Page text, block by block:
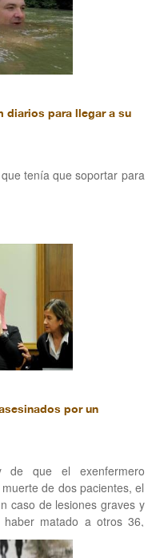
diarios para llegar a su
tenía que soportar para
por un
de que el exenfermero
de dos pacientes, el
caso de lesiones graves y
matado a otros 36,
de otros 84